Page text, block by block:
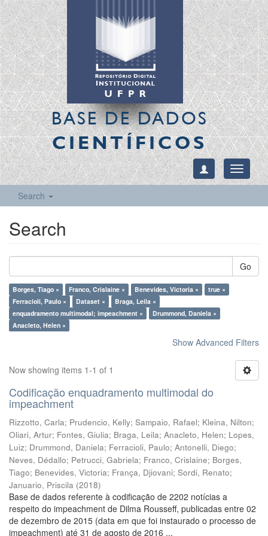
BASE DE DADOS
CIENTÍFICOS
Toggle
Search
Search
Go
Borges, Tiago × Franco, Crislaine × Benevides, Victoria ×
true ×
Ferracioli, Paulo ×
Dataset ×
Braga, Leila ×
enquadramento multimodal; impeachment ×
Drummond, Daniela ×
Anacleto, Helen ×
Show Advanced Filters
Now showing items 1-1 of 1
Codificação enquadramento multimodal do
impeachment
Rizzotto, Carla; Prudencio, Kelly; Sampaio, Rafael; Kleina, Nilton;
Oliari, Artur; Fontes, Giulia; Braga, Leila; Anacleto, Helen; Lopes,
Luiz; Drummond, Daniela; Ferracioli, Paulo; Antonelli, Diego;
Neves, Dédallo; Petrucci, Gabriela; Franco, Crislaine; Borges,
Tiago; Benevides, Victoria; França, Djiovani; Sordi, Renato;
Januario, Priscila (2018)
Base de dados referente à codificação de 2202 notícias a
respeito do impeachment de Dilma Rousseff, publicadas entre 02
de dezembro de 2015 (data em que foi instaurado o processo de
impeachment) até 31 de agosto de 2016 ...